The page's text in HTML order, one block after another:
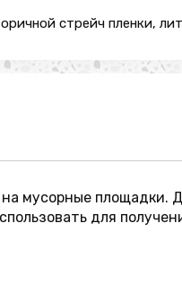
стрейч пленки,
мусорные площадки.
для